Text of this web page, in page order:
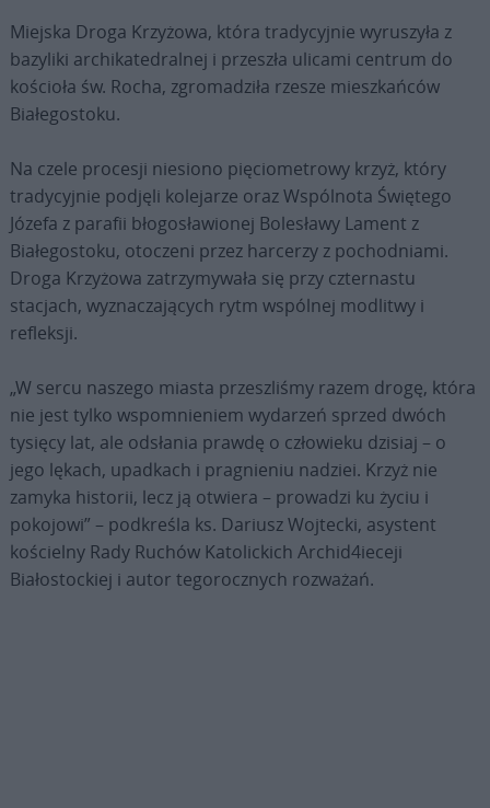
Miejska Droga Krzyżowa, która tradycyjnie wyruszyła z
bazyliki archikatedralnej i przeszła ulicami centrum do
kościoła św. Rocha, zgromadziła rzesze mieszkańców
Białegostoku.
Na czele procesji niesiono pięciometrowy krzyż, który
tradycyjnie podjęli kolejarze oraz Wspólnota Świętego
Józefa z parafii błogosławionej Bolesławy Lament z
Białegostoku, otoczeni przez harcerzy z pochodniami.
Droga Krzyżowa zatrzymywała się przy czternastu
stacjach, wyznaczających rytm wspólnej modlitwy i
refleksji.
„W sercu naszego miasta przeszliśmy razem drogę, która
nie jest tylko wspomnieniem wydarzeń sprzed dwóch
tysięcy lat, ale odsłania prawdę o człowieku dzisiaj – o
jego lękach, upadkach i pragnieniu nadziei. Krzyż nie
zamyka historii, lecz ją otwiera – prowadzi ku życiu i
pokojowi” – podkreśla ks. Dariusz Wojtecki, asystent
kościelny Rady Ruchów Katolickich Archid4ieceji
Białostockiej i autor tegorocznych rozważań.